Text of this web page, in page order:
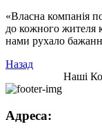
«Власна компанія
до кожного жителя
нами рухало
Назад
Наші
Адреса: